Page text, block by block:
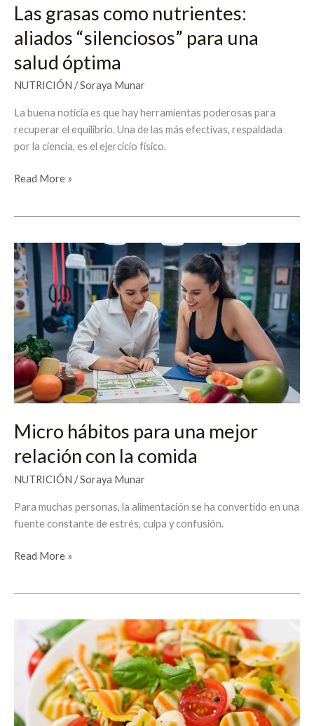
Las grasas como nutrientes:
aliados “silenciosos” para una
salud óptima
NUTRICIÓN /Soraya Munar
La buena noticia es que hay herramientas poderosas para
recuperar el equilibrio. Una de las más efectivas, respaldada
por la ciencia, es el ejercicio físico.
Read More »
Micro hábitos para una mejor
relación con la comida
NUTRICIÓN /Soraya Munar
Para muchas personas, la alimentación se ha convertido en una
fuente constante de estrés, culpa y confusión.
Micro
hábitos
para
una
mejor
relación
con
la
comida
Read More »
Carbohidratos
inteligentes:
pasta
aliada